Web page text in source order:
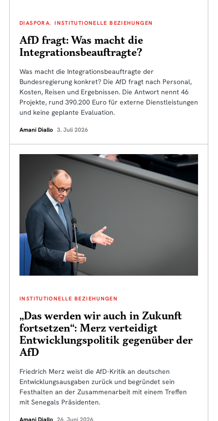
DIASPORA INSTITUTIONELLE BEZIEHUNGEN
AfD fragt: Was macht die
Integrationsbeauftragte?
Was macht die Integrationsbeauftragte der
Bundesregierung konkret? Die AfD fragt nach Personal,
Kosten, Reisen und Ergebnissen. Die Antwort nennt 46
Projekte, rund 390.200 Euro für externe Dienstleistungen
und keine geplante Evaluation.
Amani Diallo 3. Juli 2026
INSTITUTIONELLE BEZIEHUNGEN
„Das werden wir auch in Zukunft
fortsetzen“: Merz verteidigt
Entwicklungspolitik gegenüber der
AfD
Friedrich Merz weist die AfD-Kritik an deutschen
Entwicklungsausgaben zurück und begründet sein
Festhalten an der Zusammenarbeit mit einem Treffen
mit Senegals Präsidenten.